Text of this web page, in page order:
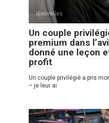
Nouvelles
Un couple
premium dans
donné une leçon
profit
Un couple privilégié a pris
– je leur ai